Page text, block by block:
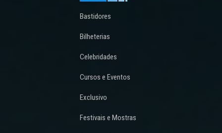
Bastidores
Bilheterias
Celebridades
Cursos e Eventos
Exclusivo
Festivais e Mostras